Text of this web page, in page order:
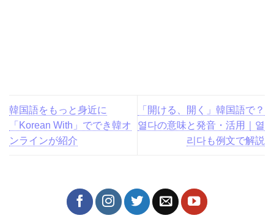
韓国語をもっと身近に
「Korean With」ででき韓オ
ンラインが紹介
「開ける、開く」韓国語で？
열다の意味と発音・活用｜열
리다も例文で解説